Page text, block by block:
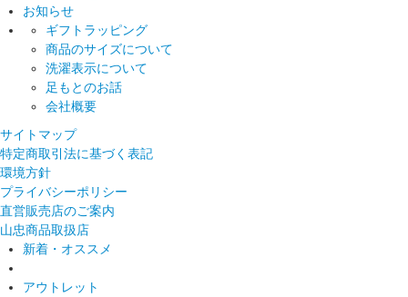
お知らせ
ギフトラッピング
商品のサイズについて
洗濯表示について
足もとのお話
会社概要
サイトマップ
特定商取引法に基づく表記
環境方針
プライバシーポリシー
直営販売店のご案内
山忠商品取扱店
新着・オススメ
アウトレット